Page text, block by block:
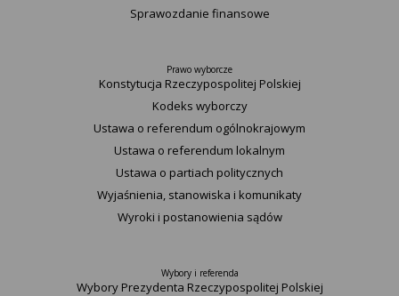
Sprawozdanie finansowe
Prawo wyborcze
Konstytucja Rzeczypospolitej Polskiej​
Kodeks wyborczy
Ustawa o referendum ogólnokrajowym
Ustawa o referendum lokalnym
Ustawa o partiach politycznych
Wyjaśnienia, stanowiska i komunikaty
Wyroki i postanowienia sądów
Wybory i referenda
Wybory Prezydenta Rzeczypospolitej Polskiej